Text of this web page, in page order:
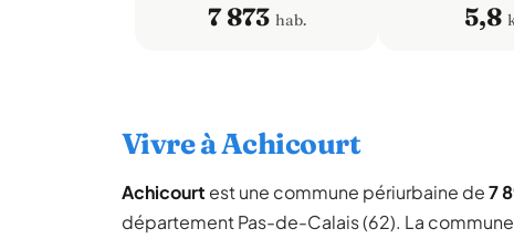
7 873 hab. 5,8
Vivre à Achicourt
Achicourt est une commune périurbaine de7
département Pas-de-Calais (62). La